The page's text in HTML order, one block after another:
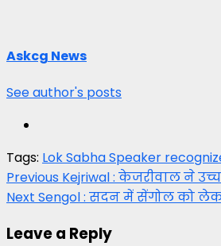
Askcg News
See author's posts
Tags: Lok Sabha Speaker
Post
navigation
Previous Kejriwal : केजरीवाल ने
Next Sengol : सदन में सेंगोल को
Leave a Reply